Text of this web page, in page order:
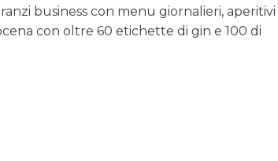
business con menu giornalieri, aperitivi
con oltre 60 etichette di gin e 100 di